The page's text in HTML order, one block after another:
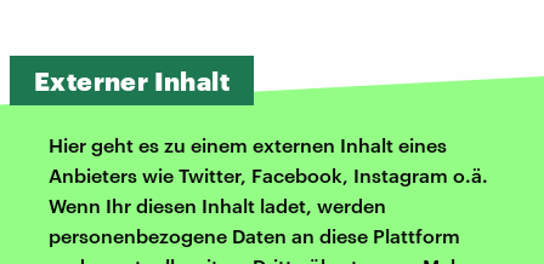
Externer Inhalt
Hier geht es zu einem externen Inhalt eines
Anbieters wie Twitter, Facebook, Instagram o.ä.
Wenn Ihr diesen Inhalt ladet, werden
personenbezogene Daten an diese Plattform